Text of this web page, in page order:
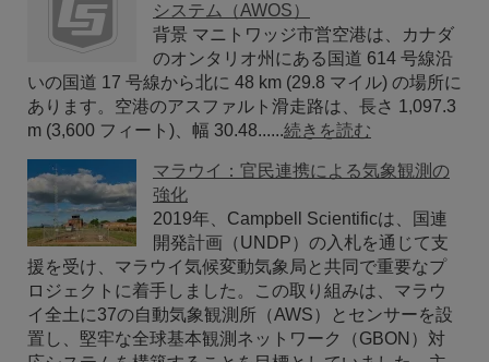
システム（AWOS）
背景 マニトワッジ市営空港は、カナダ
のオンタリオ州にある国道 614 号線沿
いの国道 17 号線から北に 48 km (29.8 マイル) の場所に
あります。空港のアスファルト滑走路は、長さ 1,097.3
m (3,600 フィート)、幅 30.48......続きを読む
マラウイ：官民連携による気象観測の
強化
2019年、Campbell Scientificは、国連
開発計画（UNDP）の入札を通じて支
援を受け、マラウイ気候変動気象局と共同で重要なプ
ロジェクトに着手しました。この取り組みは、マラウ
イ全土に37の自動気象観測所（AWS）とセンサーを設
置し、堅牢な全球基本観測ネットワーク（GBON）対